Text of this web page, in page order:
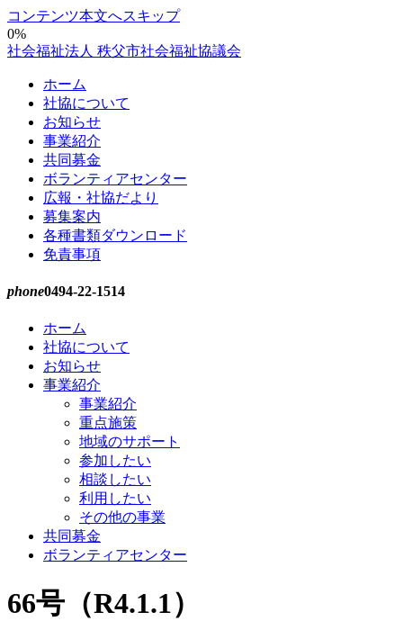
コンテンツ本文へスキップ
0%
社会福祉法人 秩父市社会福祉協議会
ホーム
社協について
お知らせ
事業紹介
共同募金
ボランティアセンター
広報・社協だより
募集案内
各種書類ダウンロード
免責事項
phone0494-22-1514
ホーム
社協について
お知らせ
事業紹介
事業紹介
重点施策
地域のサポート
参加したい
相談したい
利用したい
その他の事業
共同募金
ボランティアセンター
66号（R4.1.1）